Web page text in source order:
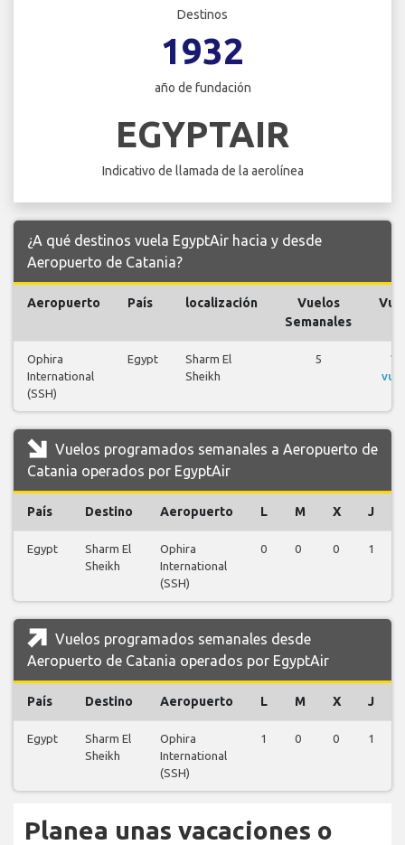
Destinos
1932
año de fundación
EGYPTAIR
Indicativo de llamada de la aerolínea
¿A qué destinos vuela EgyptAir hacia y desde
Aeropuerto de Catania?
Aeropuerto País localización
Vuelos
Semanales
Ophira
International
(SSH)
Egypt
Sharm El
Sheikh
5
Vuelos programados semanales a Aeropuerto de
Catania operados por EgyptAir
País Destino Aeropuerto L M X J
Egypt
Sharm El
Sheikh
Ophira
International
(SSH)
0 0 0 1
Vuelos programados semanales desde
Aeropuerto de Catania operados por EgyptAir
País Destino Aeropuerto L M X J
Egypt
Sharm El
Sheikh
Ophira
International
(SSH)
1 0 0 1
Planea unas vacaciones o